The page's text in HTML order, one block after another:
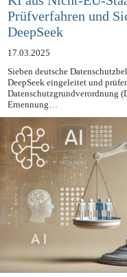
KI aus Nicht-EU-
Prüfverfahren und
DeepSeek
17.03.2025
Sieben deutsche
DeepSeek eingeleitet und
Datenschutzgrundverordnung
Ernennung…